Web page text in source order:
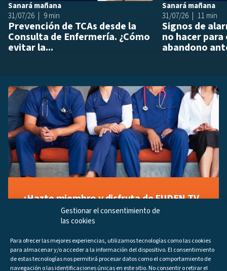
Gestionar el consentimiento de
las cookies
Para ofrecer las mejores experiencias, utilizamos tecnologías como las cookies
para almacenar y/o acceder a la información del dispositivo. El consentimiento
de estas tecnologías nos permitirá procesar datos como el comportamiento de
navegación o las identificaciones únicas en este sitio. No consentir o retirar el
Sanará mañana
31/07/26
9 min
Prevención de TCAs desde la
Consulta de Enfermería. ¿Cómo
evitar la...
Sanará mañana
31/07/26
11 min
Signos de
no hacer
abandono
¡Hazte miembro y disfruta de FUDEN TV
a tu manera!
Regístrate ahora gratuitamente y marca tus videos
los últimos programas disponibles.
Regístrate ahora